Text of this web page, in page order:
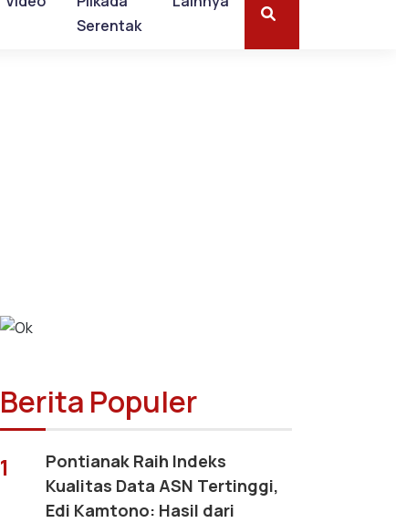
Serentak
Berita Populer
1
Pontianak Raih Indeks
Kualitas Data ASN Tertinggi,
Edi Kamtono: Hasil dari